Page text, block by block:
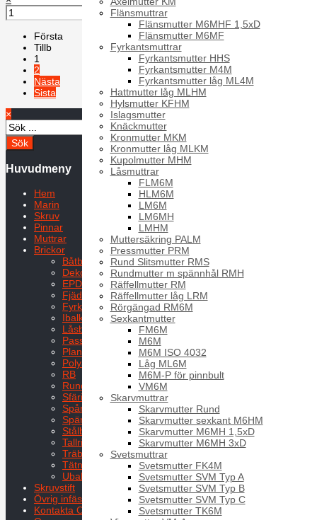
Flänsmuttrar
Flänsmutter M6MHF 1,5xD
Flänsmutter M6MF
Fyrkantsmuttrar
Fyrkantsmutter HHS
Fyrkantsmutter M4M
Fyrkantsmutter låg ML4M
Hattmutter låg MLHM
Hylsmutter KFHM
Islagsmutter
Knäckmutter
Kronmutter MKM
Kronmutter låg MLKM
Kupolmutter MHM
Låsmuttrar
FLM6M
HLM6M
LM6M
LM6MH
LMHM
Muttersäkring PALM
Pressmutter PRM
Rund Slitsmutter RMS
Rundmutter m spännhål RMH
Räffellmutter RM
Räffellmutter låg LRM
Rörgängad RM6M
Sexkantmutter
FM6M
M6M
M6M ISO 4032
Låg ML6M
M6M-P för pinnbult
VM6M
Skarvmuttrar
Skarvmutter Rund
Skarvmutter sexkant M6HM
Skarvmutter M6MH 1,5xD
Skarvmutter M6MH 3xD
Svetsmuttrar
Svetsmutter FK4M
Svetsmutter SVM Typ A
Svetsmutter SVM Typ B
Svetsmutter SVM Typ C
Svetsmutter TK6M
Första
Tillb
1
2
Nästa
Sista
×
Huvudmeny
Hem
Marin
Skruv
Pinnar
Muttrar
Brickor
Båtbricka
Dekorbricka
EPDM
Fjäderbrickor
Fyrkantsbricka
Ibalksbricka
Låsbrickor
Passbricka
Planbricka
Polyamid
RB
Rundbricka för cylindrisk bult
Sfäriska och koniska
Spårryttare
Spännbricka
Stålbyggnadsbricka
Tallriksfjäder TF
Träbricka
Tätningsbricka
Ubalksbricka
Skruvstift
Övrig infästning
Kontakta Oss